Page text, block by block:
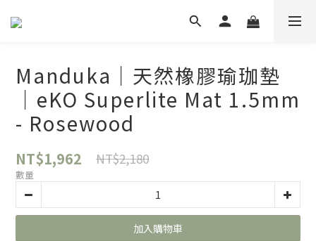
Manduka｜天然橡膠瑜珈墊
｜eKO Superlite Mat 1.5mm
- Rosewood
NT$1,962 NT$2,180
數量
加入購物車